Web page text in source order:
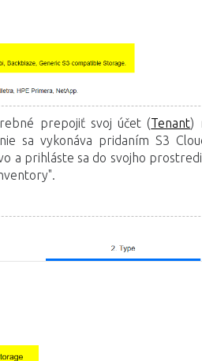
prepojiť svoj účet (Tenant)
sa vykonáva pridaním S3
a prihláste sa do svojho